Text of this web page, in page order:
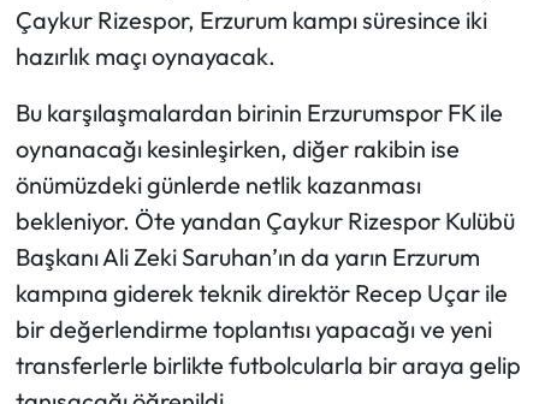
Çaykur Rizespor, Erzurum kampı süresince iki
hazırlık maçı oynayacak.
Bu karşılaşmalardan birinin Erzurumspor FK ile
oynanacağı kesinleşirken, diğer rakibin ise
önümüzdeki günlerde netlik kazanması
bekleniyor. Öte yandan Çaykur Rizespor Kulübü
Başkanı Ali Zeki Saruhan’ın da yarın Erzurum
kampına giderek teknik direktör Recep Uçar ile
bir değerlendirme toplantısı yapacağı ve yeni
transferlerle birlikte futbolcularla bir araya gelip